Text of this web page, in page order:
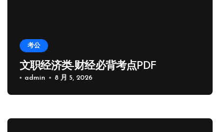
考公
文职经济类-财经必背考点PDF
admin 8 月 5, 2026